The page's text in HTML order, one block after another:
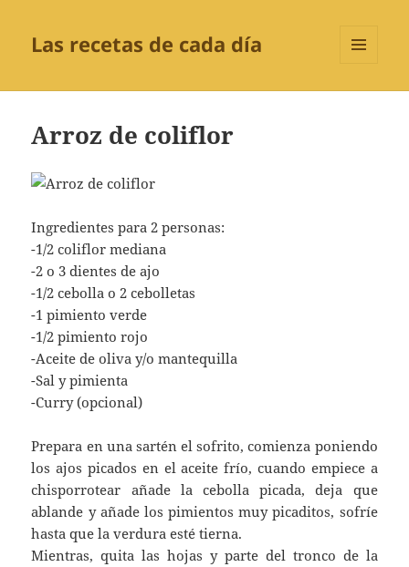
Las recetas de cada día
Arroz de coliflor
Ingredientes para 2 personas:
-1/2 coliflor mediana
-2 o 3 dientes de ajo
-1/2 cebolla o 2 cebolletas
-1 pimiento verde
-1/2 pimiento rojo
-Aceite de oliva y/o mantequilla
-Sal y pimienta
-Curry (opcional)
Prepara en una sartén el sofrito, comienza poniendo
los ajos picados en el aceite frío, cuando empiece a
chisporrotear añade la cebolla picada, deja que
ablande y añade los pimientos muy picaditos, sofríe
hasta que la verdura esté tierna.
Mientras, quita las hojas y parte del tronco de la